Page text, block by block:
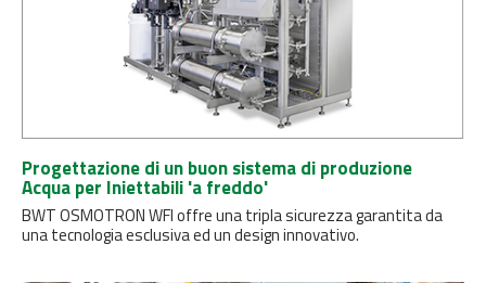
Progettazione di un buon sistema di produzione
Acqua per Iniettabili 'a freddo'
BWT OSMOTRON WFI offre una tripla sicurezza garantita da
una tecnologia esclusiva ed un design innovativo.